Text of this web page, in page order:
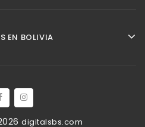
EN BOLIVIA
digitalsbs.com